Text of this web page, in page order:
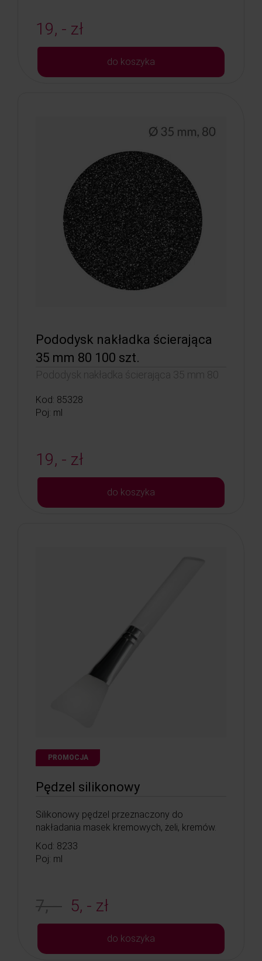
19, - zł
do koszyka
Pododysk nakładka ścierająca
35 mm 80 100 szt.
Pododysk nakładka ścierająca 35 mm 80
Kod: 85328
Poj: ml
19, - zł
do koszyka
PROMOCJA
Pędzel silikonowy
Silikonowy pędzel przeznaczony do
nakładania masek kremowych, żeli, kremów.
Kod: 8233
Poj: ml
7, - 5, - zł
do koszyka